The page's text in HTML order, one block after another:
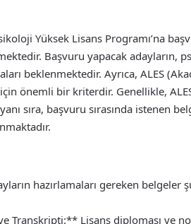
Yüksek Lisans Programı’na
Başvuru yapacak adayların,
beklenmektedir. Ayrıca, ALES
önemli bir kriterdir. Genellikle,
sıra, başvuru sırasında istenen
hazırlamaları gereken belgeler
Transkripti:** Lisans diploması ve